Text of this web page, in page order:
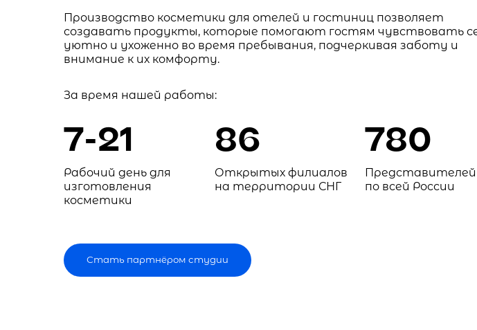
Производство косметики для отелей и гостиниц позволяет
создавать продукты, которые помогают гостям чувствовать
уютно и ухоженно во время пребывания, подчеркивая заботу и
внимание к их комфорту.
За время нашей работы:
7-21
Рабочий день для
изготовления
косметики
86
Открытых филиалов
на территории СНГ
780
Представителей
по всей России
Стать партнёром студии